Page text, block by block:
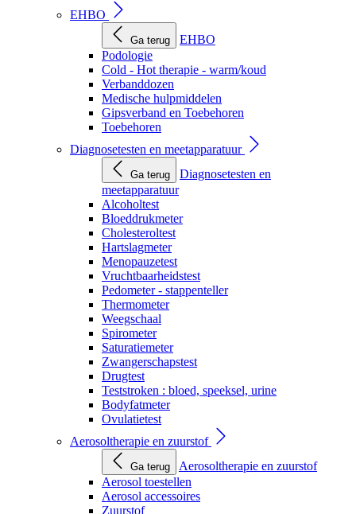
EHBO
Ga terug
EHBO
Podologie
Cold - Hot therapie - warm/koud
Verbanddozen
Medische hulpmiddelen
Gipsverband en Toebehoren
Toebehoren
Diagnosetesten en meetapparatuur
Ga terug
Diagnosetesten en
meetapparatuur
Alcoholtest
Bloeddrukmeter
Cholesteroltest
Hartslagmeter
Menopauzetest
Vruchtbaarheidstest
Pedometer - stappenteller
Thermometer
Weegschaal
Spirometer
Saturatiemeter
Zwangerschapstest
Drugtest
Teststroken : bloed, speeksel, urine
Bodyfatmeter
Ovulatietest
Aerosoltherapie en zuurstof
Ga terug
Aerosoltherapie en zuurstof
Aerosol toestellen
Aerosol accessoires
Zuurstof